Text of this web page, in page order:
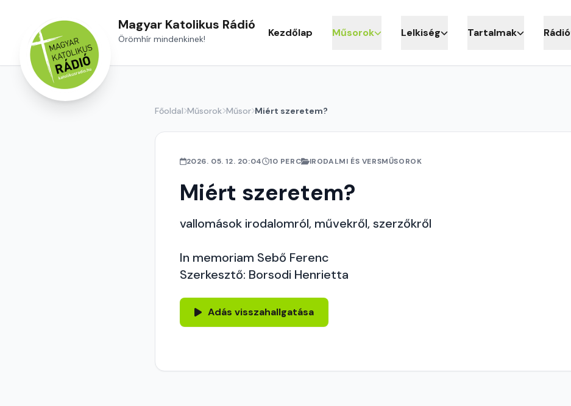
Magyar Katolikus Rádió
Örömhír mindenkinek! Kezdőlap Műsorok Lelkiség Tartalmak Rádió
Főoldal Műsorok Műsor Miért szeretem?
2026. 05. 12. 20:04 10 PERC IRODALMI ÉS VERSMŰSOROK
Miért szeretem?
vallomások irodalomról, művekről, szerzőkről
In memoriam Sebő Ferenc
Szerkesztő: Borsodi Henrietta
Adás visszahallgatása